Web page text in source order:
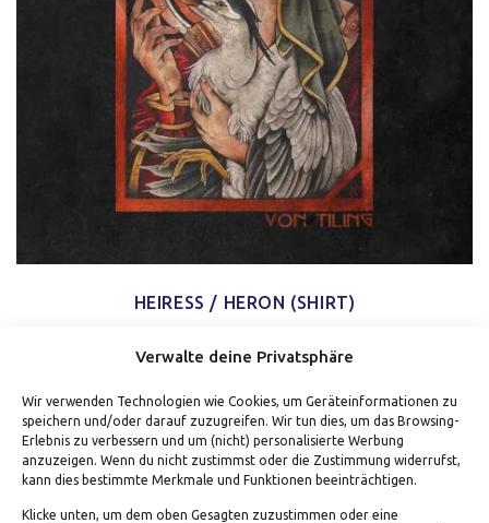
Verwalte deine Privatsphäre
Wir verwenden Technologien wie Cookies, um Geräteinformationen zu
speichern und/oder darauf zuzugreifen. Wir tun dies, um das Browsing-
Erlebnis zu verbessern und um (nicht) personalisierte Werbung
anzuzeigen. Wenn du nicht zustimmst oder die Zustimmung widerrufst,
kann dies bestimmte Merkmale und Funktionen beeinträchtigen.
Klicke unten, um dem oben Gesagten zuzustimmen oder eine
HEIRESS / HERON (SHIRT)